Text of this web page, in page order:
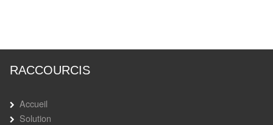
RACCOURCIS
Accueil
Solution